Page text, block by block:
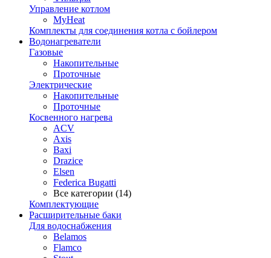
Управление котлом
MyHeat
Комплекты для соединения котла с бойлером
Водонагреватели
Газовые
Накопительные
Проточные
Электрические
Накопительные
Проточные
Косвенного нагрева
ACV
Axis
Baxi
Drazice
Elsen
Federica Bugatti
Все категории (14)
Комплектующие
Расширительные баки
Для водоснабжения
Belamos
Flamco